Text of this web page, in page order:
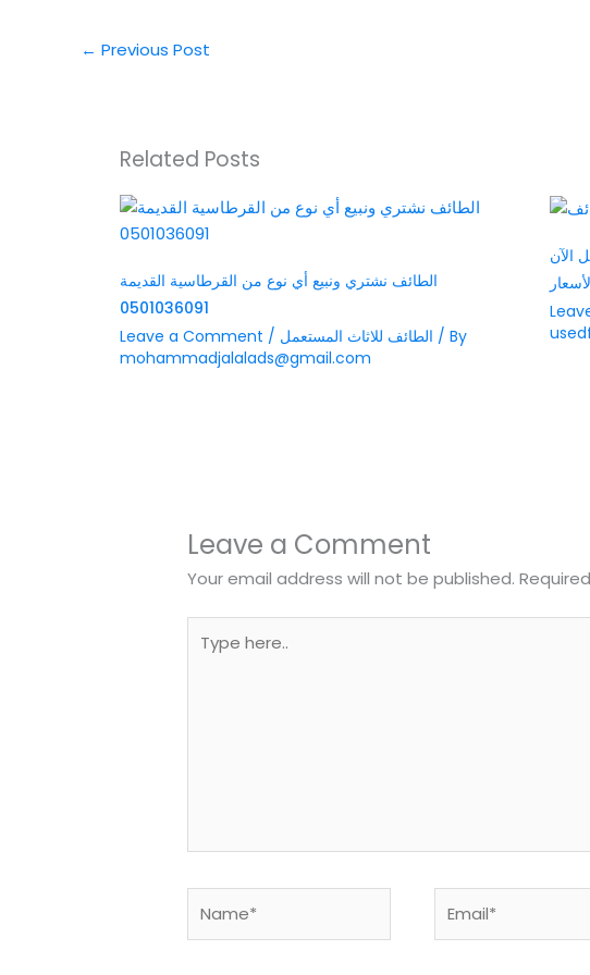
← Previous Post
Related Posts
الطائف نشتري ونبيع أي نوع من القرطاسية القديمة
0501036091
Leave a Comment / الطائف للاثاث المستعمل / By
mohammadjalalads@gmail.com
الآن
Leave a Comment
Your email address will not be published.
here..